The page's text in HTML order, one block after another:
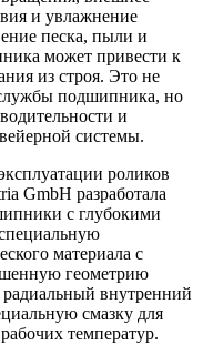
и увлажнение
песка, пыли и
может привести к
из строя. Это не
подшипника, но
и
системы.
роликов
GmbH разработала
с глубокими
материала с
геометрию
внутренний
смазку для
температур.